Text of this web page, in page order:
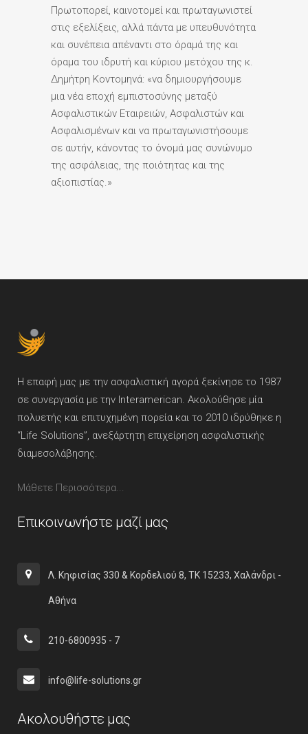
Πρωτοπορεί, καινοτομεί και πρωταγωνιστεί
στις εξελίξεις, αλλά πάντα με υπευθυνότητα
και συνέπεια απέναντι στο όραμά της και
όραμα του ιδρυτή και κύριου μετόχου της κ.
Δημήτρη Κοντομηνά: «να δημιουργήσουμε
μια νέα εποχή εμπιστοσύνης μεταξύ
Ασφαλιστικών Εταιρειών, Ασφαλιστών και
Ασφαλισμένων και να πρωταγωνιστήσουμε
σε αυτήν, κάνοντας το όνομά μας συνώνυμο
της ασφάλειας, της ποιότητας και της
αξιοπιστίας.»
Η επαφή μας με την ασφαλιστική αγορά ξεκίνησε το 1987
σε συνεργασία με την Interamerican. Ακολούθησε μία
πολυετής και επιτυχημένη πορεία και το 2010 ιδρύθηκε η
“Life Solutions”, ανεξάρτητη επιχείρηση ασφαλιστικής
διαμεσολάβησης.
Μάθετε Περισσότερα...
Επικοινωνήστε μαζί μας
Λ. Κηφισίας 330 & Κορδελιού 8, ΤΚ 15233, Χαλάνδρι -
Αθήνα
210-6800935 - 7
info@life-solutions.gr
Ακολουθήστε μας